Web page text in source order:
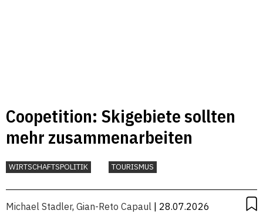
Coopetition: Skigebiete sollten
mehr zusammenarbeiten
WIRTSCHAFTSPOLITIK TOURISMUS
Michael Stadler, Gian-Reto Capaul | 28.07.2026